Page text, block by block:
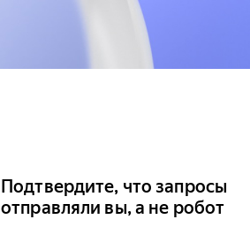
Подтвердите, что запросы
отправляли вы, а не робот